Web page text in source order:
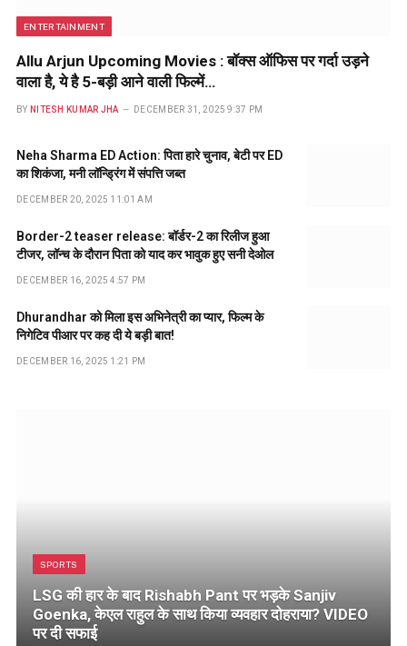
ENTERTAINMENT
Allu Arjun Upcoming Movies : बॉक्स ऑफिस पर गर्दा उड़ने
वाला है, ये है 5-बड़ी आने वाली फिल्में…
BY NITESH KUMAR JHA DECEMBER 31, 2025 9:37 PM
Neha Sharma ED Action: पिता हारे चुनाव, बेटी पर ED
का शिकंजा, मनी लॉन्ड्रिंग में संपत्ति जब्त
DECEMBER 20, 2025 11:01 AM
Border-2 teaser release: बॉर्डर-2 का रिलीज हुआ
टीजर, लॉन्च के दौरान पिता को याद कर भावुक हुए सनी देओल
DECEMBER 16, 2025 4:57 PM
Dhurandhar को मिला इस अभिनेत्री का प्यार, फिल्म के
निगेटिव पीआर पर कह दी ये बड़ी बात!
DECEMBER 16, 2025 1:21 PM
SPORTS
LSG की हार के बाद Rishabh Pant पर भड़के Sanjiv
Goenka, केएल राहुल के साथ किया व्यवहार दोहराया? VIDEO
पर दी सफाई